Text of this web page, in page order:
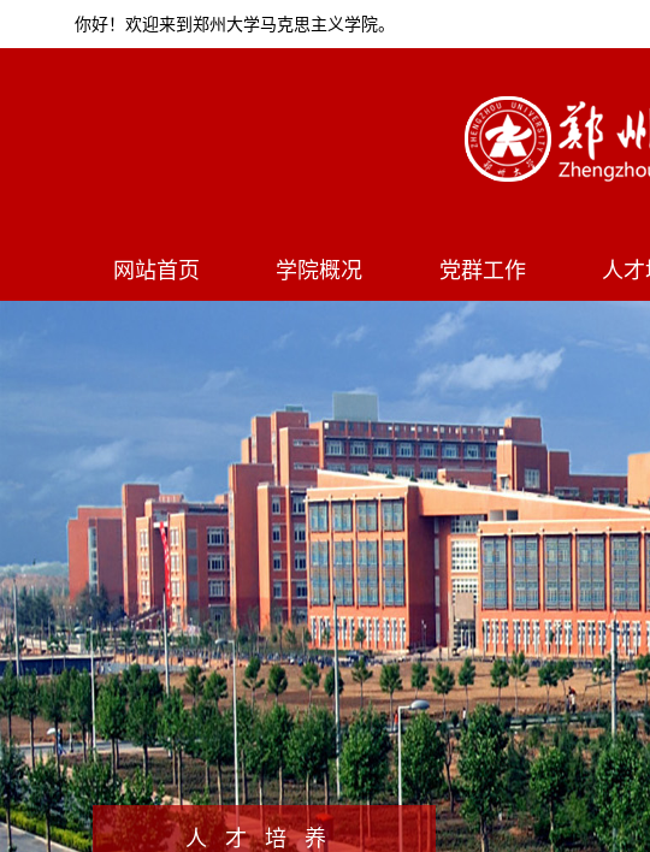
你好！欢迎来到郑州大学马克思主义学院。
网站首页 学院概况 党群工作 人才
人才培养